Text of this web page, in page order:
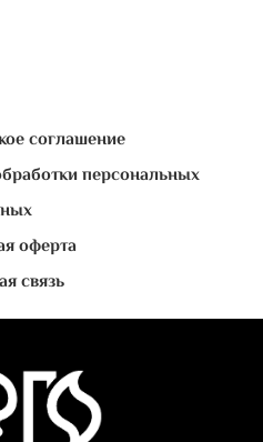
соглашение
персональных
оферта
связь